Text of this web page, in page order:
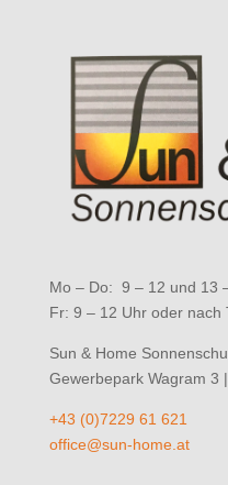
Mo – Do: 9 – 12 und 13
Fr: 9 – 12 Uhr oder nach
Sun & Home
Gewerbepark Wagram 3
+43 (0)7229 61 621
office@sun-home.at